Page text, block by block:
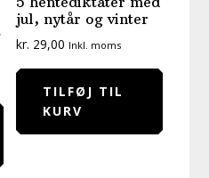
jul, nytår og vinter
kr. 29,00 Inkl. moms
TILFØJ TIL
KURV